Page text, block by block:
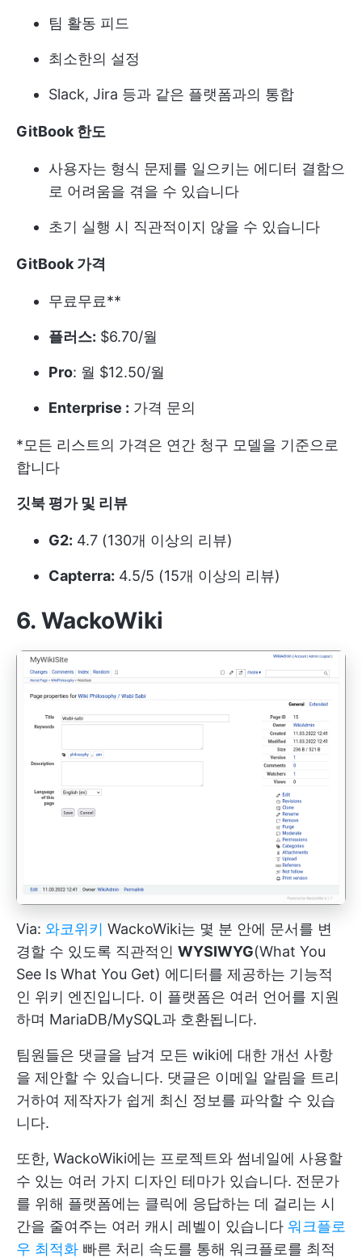
팀 활동 피드
최소한의 설정
Slack, Jira 등과 같은 플랫폼과의 통합
GitBook 한도
사용자는 형식 문제를 일으키는 에디터 결함으
로 어려움을 겪을 수 있습니다
초기 실행 시 직관적이지 않을 수 있습니다
GitBook 가격
무료무료**
플러스: $6.70/월
Pro: 월 $12.50/월
Enterprise : 가격 문의
*모든 리스트의 가격은 연간 청구 모델을 기준으로
합니다
깃북 평가 및 리뷰
G2: 4.7 (130개 이상의 리뷰)
Capterra: 4.5/5 (15개 이상의 리뷰)
6. WackoWiki
Via: 와코위키 WackoWiki는 몇 분 안에 문서를 변
경할 수 있도록 직관적인 WYSIWYG(What You
See Is What You Get) 에디터를 제공하는 기능적
인 위키 엔진입니다. 이 플랫폼은 여러 언어를 지원
하며 MariaDB/MySQL과 호환됩니다.
팀원들은 댓글을 남겨 모든 wiki에 대한 개선 사항
을 제안할 수 있습니다. 댓글은 이메일 알림을 트리
거하여 제작자가 쉽게 최신 정보를 파악할 수 있습
니다.
또한, WackoWiki에는 프로젝트와 썸네일에 사용할
수 있는 여러 가지 디자인 테마가 있습니다. 전문가
를 위해 플랫폼에는 클릭에 응답하는 데 걸리는 시
간을 줄여주는 여러 캐시 레벨이 있습니다 워크플로
우 최적화 빠른 처리 속도를 통해 워크플로를 최적